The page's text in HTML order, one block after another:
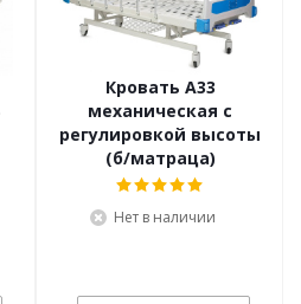
Кровать А33
механическая с
регулировкой высоты
(б/матраца)
Нет в наличии